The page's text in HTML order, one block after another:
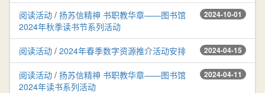
2024-10-01
阅读活动 / 扬苏信精神 书职教华章——图书馆
2024年秋季读书节系列活动
2024-04-15
阅读活动 / 2024年春季数字资源推介活动安排
2024-04-11
阅读活动 / 扬苏信精神 书职教华章——图书馆
2024年读书系列活动